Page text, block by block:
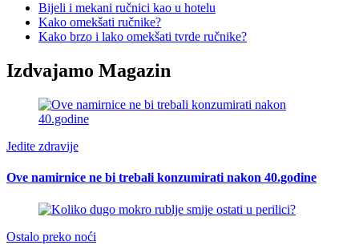
Bijeli i mekani ručnici kao u hotelu
Kako omekšati ručnike?
Kako brzo i lako omekšati tvrde ručnike?
Izdvajamo Magazin
Jedite zdravije
Ove namirnice ne bi trebali konzumirati nakon 40.godine
Ostalo preko noći